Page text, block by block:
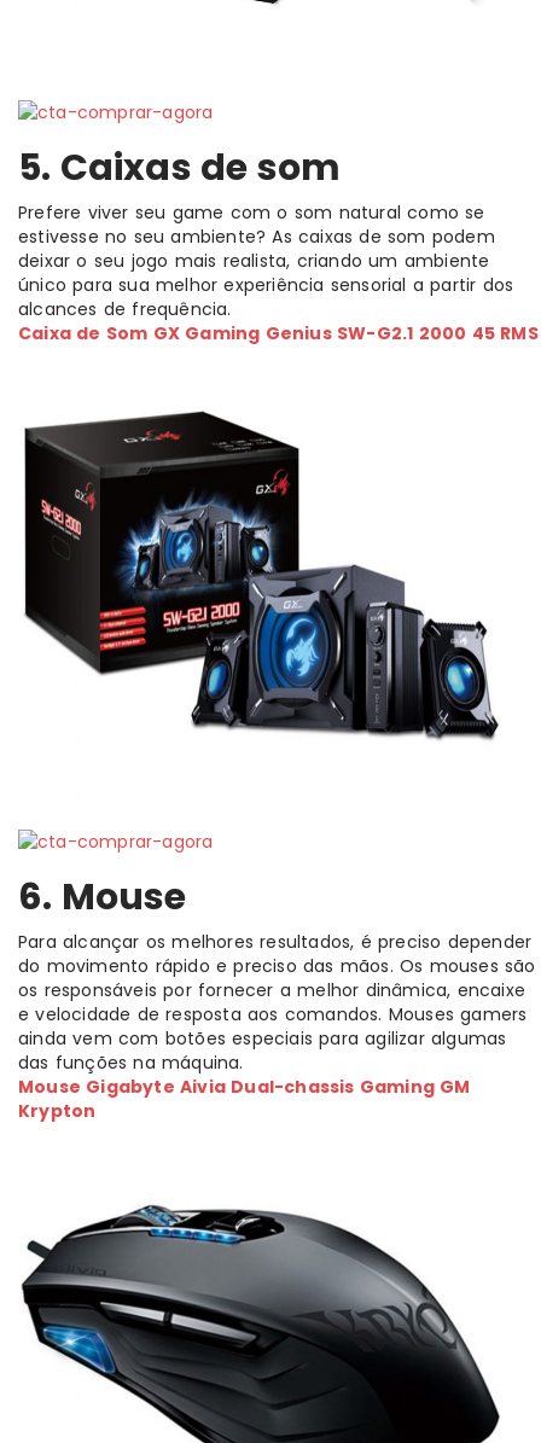
5. Caixas de som
Prefere viver seu game com o som natural como se
estivesse no seu ambiente? As caixas de som podem
deixar o seu jogo mais realista, criando um ambiente
único para sua melhor experiência sensorial a partir dos
alcances de frequência.
Caixa de Som GX Gaming Genius SW-G2.1 2000 45 RMS
6. Mouse
Para alcançar os melhores resultados, é preciso depender
do movimento rápido e preciso das mãos. Os mouses são
os responsáveis por fornecer a melhor dinâmica, encaixe
e velocidade de resposta aos comandos. Mouses gamers
ainda vem com botões especiais para agilizar algumas
das funções na máquina.
Mouse Gigabyte Aivia Dual-chassis Gaming GM
Krypton